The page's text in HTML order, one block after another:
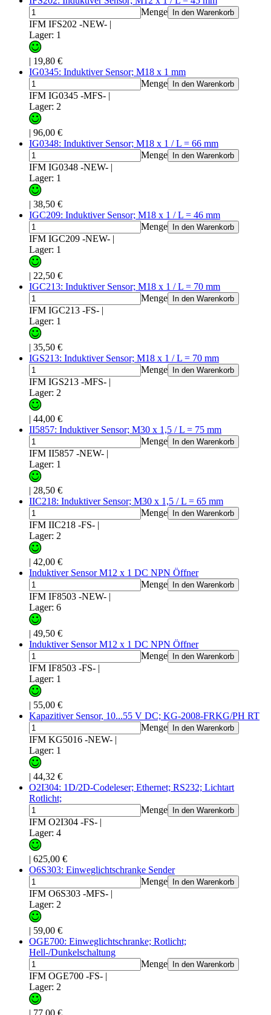
Menge
In den Warenkorb
IFM IFS202 -NEW- |
Lager: 1
| 19,80 €
IG0345: Induktiver Sensor; M18 x 1 mm
Menge
In den Warenkorb
IFM IG0345 -MFS- |
Lager: 2
| 96,00 €
IG0348: Induktiver Sensor; M18 x 1 / L = 66 mm
Menge
In den Warenkorb
IFM IG0348 -NEW- |
Lager: 1
| 38,50 €
IGC209: Induktiver Sensor; M18 x 1 / L = 46 mm
Menge
In den Warenkorb
IFM IGC209 -NEW- |
Lager: 1
| 22,50 €
IGC213: Induktiver Sensor; M18 x 1 / L = 70 mm
Menge
In den Warenkorb
IFM IGC213 -FS- |
Lager: 1
| 35,50 €
IGS213: Induktiver Sensor; M18 x 1 / L = 70 mm
Menge
In den Warenkorb
IFM IGS213 -MFS- |
Lager: 2
| 44,00 €
II5857: Induktiver Sensor; M30 x 1,5 / L = 75 mm
Menge
In den Warenkorb
IFM II5857 -NEW- |
Lager: 1
| 28,50 €
IIC218: Induktiver Sensor; M30 x 1,5 / L = 65 mm
Menge
In den Warenkorb
IFM IIC218 -FS- |
Lager: 2
| 42,00 €
Induktiver Sensor M12 x 1 DC NPN Öffner
Menge
In den Warenkorb
IFM IF8503 -NEW- |
Lager: 6
| 49,50 €
Induktiver Sensor M12 x 1 DC NPN Öffner
Menge
In den Warenkorb
IFM IF8503 -FS- |
Lager: 1
| 55,00 €
Kapazitiver Sensor, 10...55 V DC; KG-2008-FRKG/PH RT
Menge
In den Warenkorb
IFM KG5016 -NEW- |
Lager: 1
| 44,32 €
O2I304: 1D/2D-Codeleser; Ethernet; RS232; Lichtart
Rotlicht;
Menge
In den Warenkorb
IFM O2I304 -FS- |
Lager: 4
| 625,00 €
O6S303: Einweglichtschranke Sender
Menge
In den Warenkorb
IFM O6S303 -MFS- |
Lager: 2
| 59,00 €
OGE700: Einweglichtschranke; Rotlicht;
Hell-/Dunkelschaltung
Menge
In den Warenkorb
IFM OGE700 -FS- |
Lager: 2
| 77,00 €